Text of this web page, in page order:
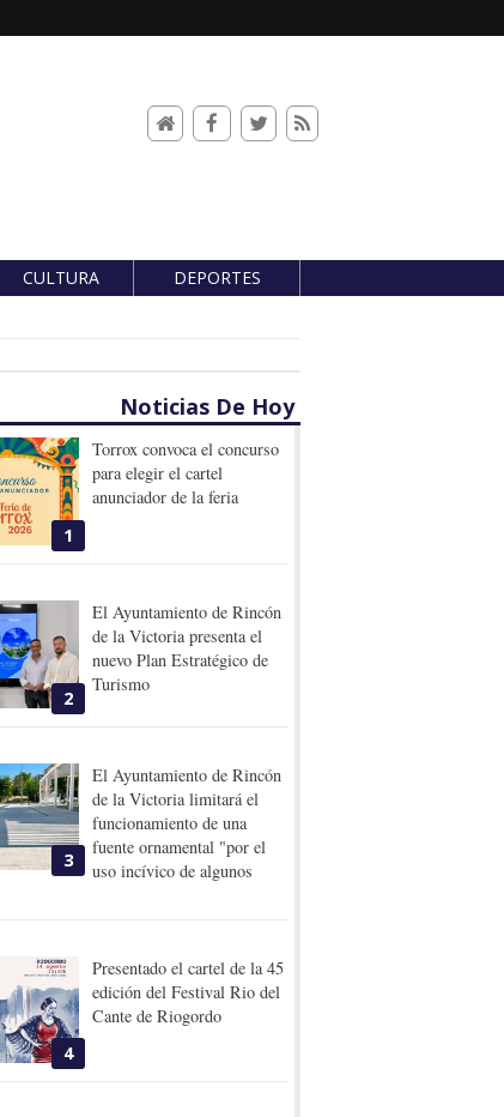
CULTURA DEPORTES
Noticias De Hoy
1
Torrox convoca el concurso
para elegir el cartel
anunciador de la feria
2
El Ayuntamiento de Rincón
de la Victoria presenta el
nuevo Plan Estratégico de
Turismo
3
El Ayuntamiento de Rincón
de la Victoria limitará el
funcionamiento de una
fuente ornamental "por el
uso incívico de algunos
4
Presentado el cartel de la 45
edición del Festival Rio del
Cante de Riogordo